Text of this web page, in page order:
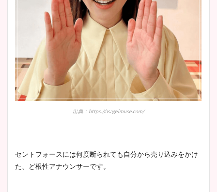
出典：https://asageimuse.com/
セントフォースには何度断られても自分から売り込みをかけ
た、ど根性アナウンサーです。